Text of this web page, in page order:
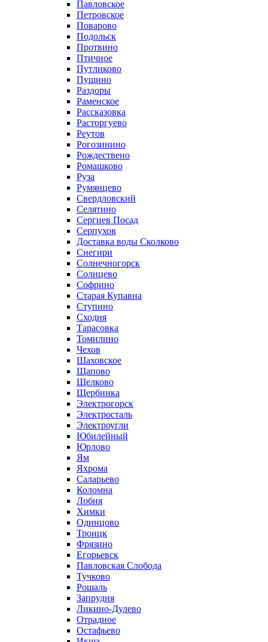
Павловское
Петровское
Поварово
Подольск
Протвино
Птичное
Путликово
Пущино
Раздоры
Раменское
Рассказовка
Расторгуево
Реутов
Рогозинино
Рождествено
Ромашково
Руза
Румянцево
Свердловский
Селятино
Сергиев Посад
Серпухов
Доставка воды Сколково
Снегири
Солнечногорск
Солнцево
Софрино
Старая Купавна
Ступино
Сходня
Тарасовка
Томилино
Чехов
Шаховское
Щапово
Щелково
Щербинка
Электрогорск
Электросталь
Электроугли
Юбилейный
Юрлово
Ям
Яхрома
Саларьево
Коломна
Лобня
Химки
Одинцово
Троицк
Фрязино
Егорьевск
Павловская Слобода
Тучково
Рошаль
Запрудня
Ликино-Дулево
Отрадное
Остафьево